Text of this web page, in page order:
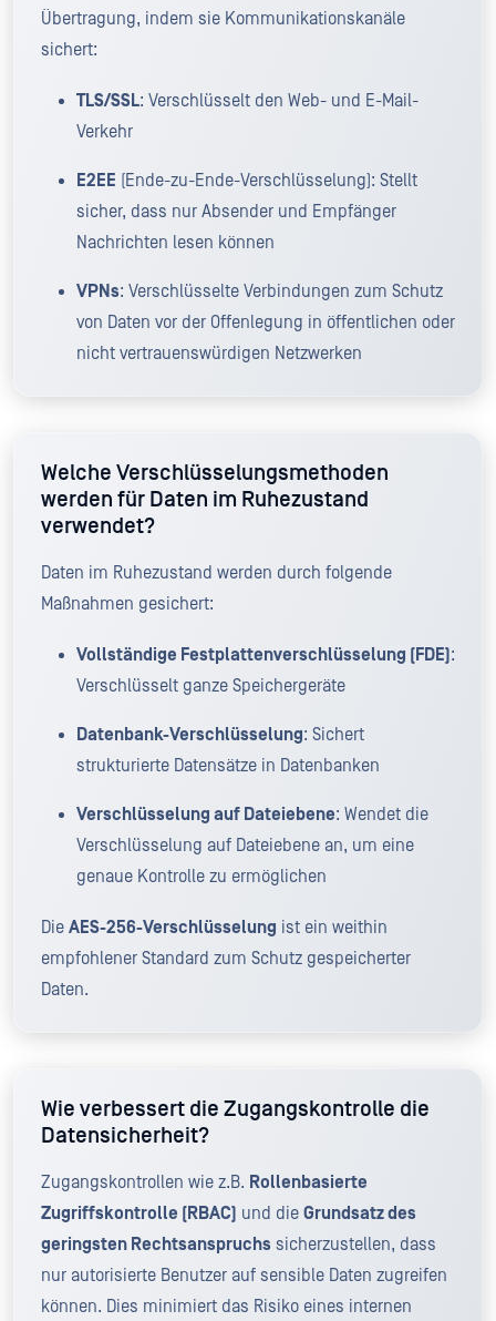
Übertragung, indem sie Kommunikationskanäle
sichert:
TLS/SSL: Verschlüsselt den Web- und E-Mail-
Verkehr
E2EE (Ende-zu-Ende-Verschlüsselung): Stellt
sicher, dass nur Absender und Empfänger
Nachrichten lesen können
VPNs: Verschlüsselte Verbindungen zum Schutz
von Daten vor der Offenlegung in öffentlichen oder
nicht vertrauenswürdigen Netzwerken
Welche Verschlüsselungsmethoden
werden für Daten im Ruhezustand
verwendet?
Daten im Ruhezustand werden durch folgende
Maßnahmen gesichert:
Vollständige Festplattenverschlüsselung (FDE):
Verschlüsselt ganze Speichergeräte
Datenbank-Verschlüsselung: Sichert
strukturierte Datensätze in Datenbanken
Verschlüsselung auf Dateiebene: Wendet die
Verschlüsselung auf Dateiebene an, um eine
genaue Kontrolle zu ermöglichen
Die AES-256-Verschlüsselung ist ein weithin
empfohlener Standard zum Schutz gespeicherter
Daten.
Wie verbessert die Zugangskontrolle die
Datensicherheit?
Zugangskontrollen wie z.B. Rollenbasierte
Zugriffskontrolle (RBAC) und die Grundsatz des
geringsten Rechtsanspruchs sicherzustellen, dass
nur autorisierte Benutzer auf sensible Daten zugreifen
können. Dies minimiert das Risiko eines internen